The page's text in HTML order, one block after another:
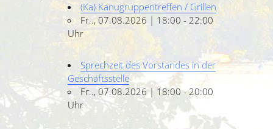
(Ka) Kanugruppentreffen / Grillen
Fr.., 07.08.2026 | 18:00 - 22:00
Uhr
Sprechzeit des Vorstandes in der
Geschäftsstelle
Fr.., 07.08.2026 | 18:00 - 20:00
Uhr